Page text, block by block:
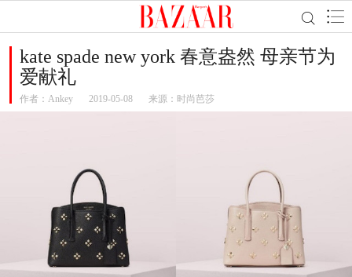
kate spade new york 春意盎然 母亲节为
爱献礼
作者： Ankey 2019-05-08 来源：时尚芭莎